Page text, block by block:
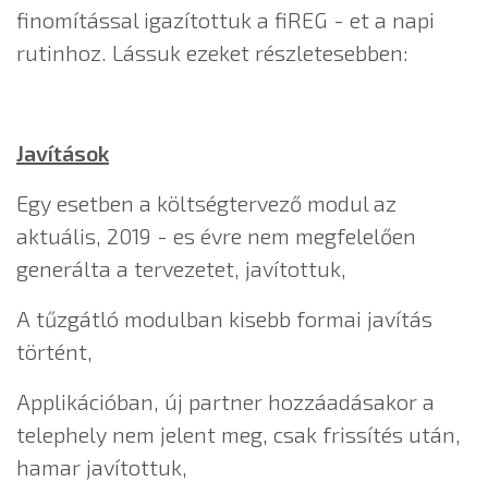
finomítással igazítottuk a fiREG - et a napi
rutinhoz. Lássuk ezeket részletesebben:
Javítások
Egy esetben a költségtervező modul az
aktuális, 2019 - es évre nem megfelelően
generálta a tervezetet, javítottuk,
A tűzgátló modulban kisebb formai javítás
történt,
Applikációban, új partner hozzáadásakor a
telephely nem jelent meg, csak frissítés után,
hamar javítottuk,